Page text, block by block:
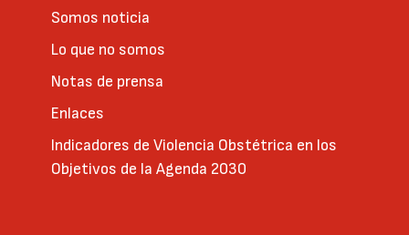
Somos noticia
Lo que no somos
Notas de prensa
Enlaces
Indicadores de Violencia Obstétrica en los
Objetivos de la Agenda 2030